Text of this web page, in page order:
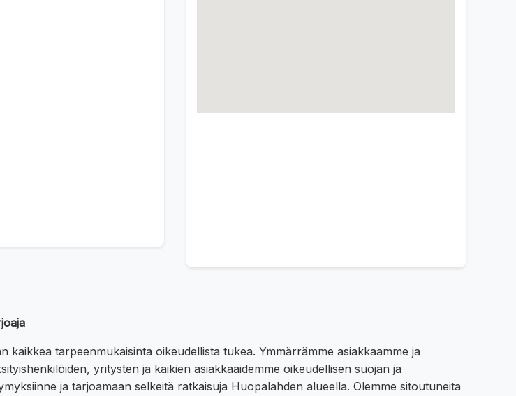
tarpeenmukaisinta oikeudellista tukea. Ymmärrämme asiakkaamme ja
yritysten ja kaikien asiakkaaidemme oikeudellisen suojan ja
ja tarjoamaan selkeitä ratkaisuja Huopalahden alueella. Olemme sitoutuneita